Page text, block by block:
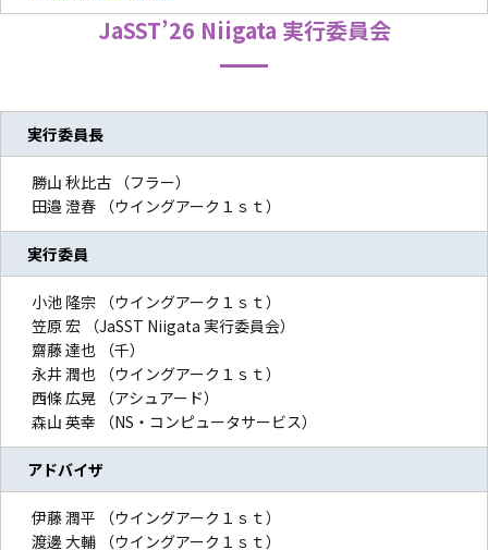
JaSST’26 Niigata 実行委員会
実行委員長
勝山 秋比古 （フラー）
田邉 澄春 （ウイングアーク１ｓｔ）
実行委員
小池 隆宗 （ウイングアーク１ｓｔ）
笠原 宏 （JaSST Niigata 実行委員会）
齋藤 達也 （千）
永井 潤也 （ウイングアーク１ｓｔ）
西條 広晃 （アシュアード）
森山 英幸 （NS・コンピュータサービス）
アドバイザ
伊藤 潤平 （ウイングアーク１ｓｔ）
渡邊 大輔 （ウイングアーク１ｓｔ）